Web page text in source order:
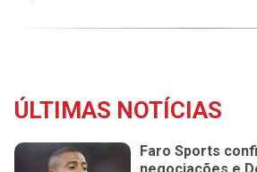
ÚLTIMAS NOTÍCIAS
Faro Sports